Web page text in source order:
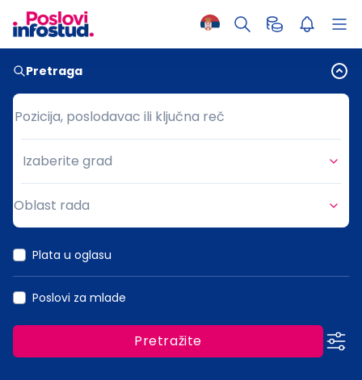
Pretraga
Pozicija, poslodavac ili ključna reč
Pozicija, poslodavac ili ključna reč
Grad
Izaberite grad
Oblast rada
Plata u oglasu
Poslovi za mlade
Pretražite